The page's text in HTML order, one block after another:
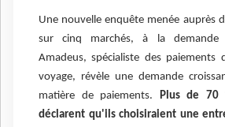
Une nouvelle enquête menée auprès
sur cinq marchés, à la demande
Amadeus, spécialiste des paiements
voyage, révèle une demande
matière de paiements. Plus de 70
déclarent qu'ils choisiraient une